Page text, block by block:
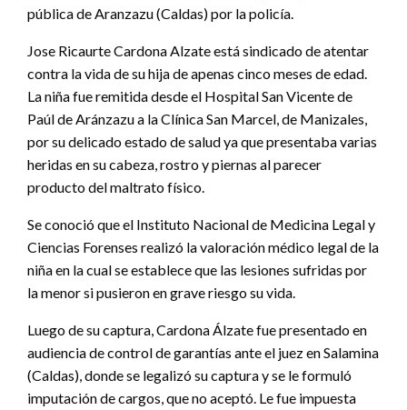
pública de Aranzazu (Caldas) por la policía.
Jose Ricaurte Cardona Alzate está sindicado de atentar
contra la vida de su hija de apenas cinco meses de edad.
La niña fue remitida desde el Hospital San Vicente de
Paúl de Aránzazu a la Clínica San Marcel, de Manizales,
por su delicado estado de salud ya que presentaba varias
heridas en su cabeza, rostro y piernas al parecer
producto del maltrato físico.
Se conoció que el Instituto Nacional de Medicina Legal y
Ciencias Forenses realizó la valoración médico legal de la
niña en la cual se establece que las lesiones sufridas por
la menor si pusieron en grave riesgo su vida.
Luego de su captura, Cardona Álzate fue presentado en
audiencia de control de garantías ante el juez en Salamina
(Caldas), donde se legalizó su captura y se le formuló
imputación de cargos, que no aceptó. Le fue impuesta